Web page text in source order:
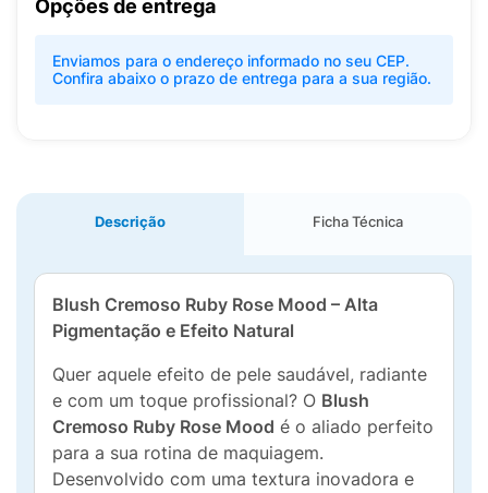
Opções de entrega
Enviamos para o endereço informado no seu CEP.
Confira abaixo o prazo de entrega para a sua região.
Descrição Ficha Técnica
Blush Cremoso Ruby Rose Mood – Alta
Pigmentação e Efeito Natural
Quer aquele efeito de pele saudável, radiante
e com um toque profissional? O Blush
Cremoso Ruby Rose Mood é o aliado perfeito
para a sua rotina de maquiagem.
Desenvolvido com uma textura inovadora e